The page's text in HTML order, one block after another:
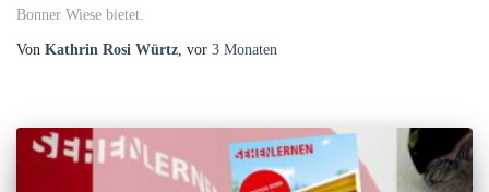
Bonner Wiese bietet.
Von Kathrin Rosi Würtz , vor 3 Monaten